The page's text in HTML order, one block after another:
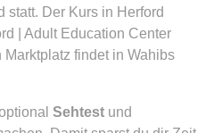
Der Kurs in Herford
| Adult Education Center
findet in Wahibs
Sehtest und